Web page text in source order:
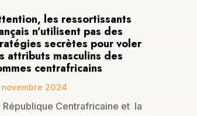
les ressortissants
n’utilisent pas des
secrètes pour voler
attributs masculins des
centrafricains
novembre 2024
République Centrafricaine et la